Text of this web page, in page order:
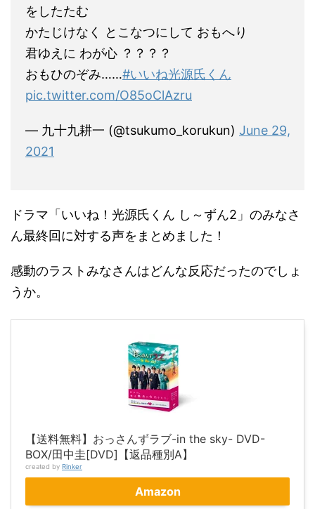
をしたたむ
かたじけなく とこなつにして おもへり
君ゆえに わが心 ？？？？
おもひのぞみ……#いいね光源氏くん
pic.twitter.com/O85oClAzru
— 九十九耕一 (@tsukumo_korukun) June 29,
2021
ドラマ「いいね！光源氏くん し～ずん2」のみなさ
ん最終回に対する声をまとめました！
感動のラストみなさんはどんな反応だったのでしょ
うか。
【送料無料】おっさんずラブ-in the sky- DVD-
BOX/田中圭[DVD]【返品種別A】
created by Rinker
Amazon